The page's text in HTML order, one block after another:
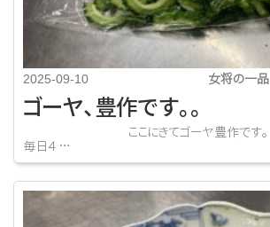
女将の一品
2025-09-10
ゴーヤ、豊作です。。
ここにきてゴーヤ豊作です。
毎日４ …